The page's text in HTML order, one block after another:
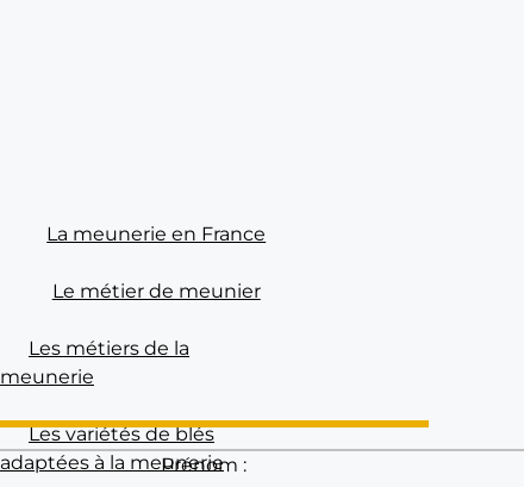
La meunerie en France
Le métier de meunier
Les métiers de la
meunerie
Les variétés de blés
adaptées à la meunerie
Prénom :